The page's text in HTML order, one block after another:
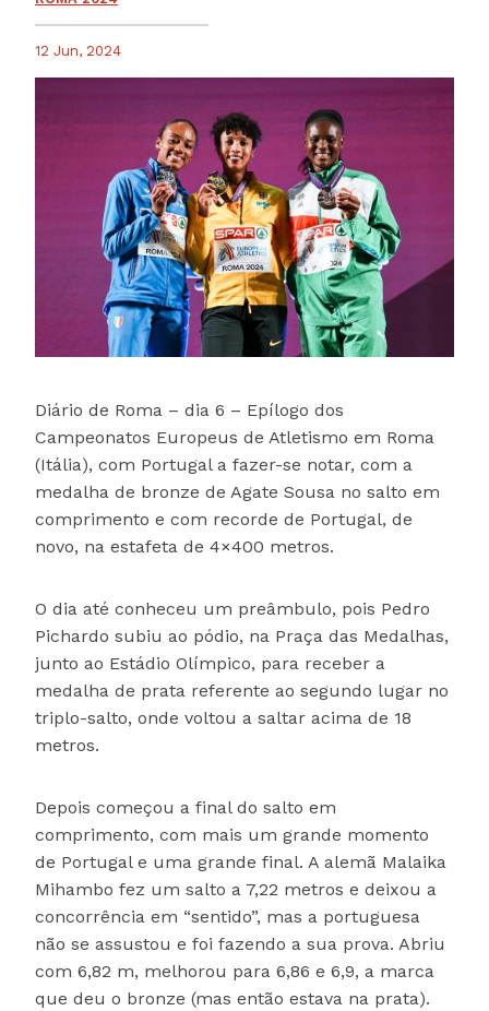
12 Jun, 2024
Diário de Roma – dia 6 – Epílogo dos
Campeonatos Europeus de Atletismo em Roma
(Itália), com Portugal a fazer-se notar, com a
medalha de bronze de Agate Sousa no salto em
comprimento e com recorde de Portugal, de
novo, na estafeta de 4×400 metros.
O dia até conheceu um preâmbulo, pois Pedro
Pichardo subiu ao pódio, na Praça das Medalhas,
junto ao Estádio Olímpico, para receber a
medalha de prata referente ao segundo lugar no
triplo-salto, onde voltou a saltar acima de 18
metros.
Depois começou a final do salto em
comprimento, com mais um grande momento
de Portugal e uma grande final. A alemã Malaika
Mihambo fez um salto a 7,22 metros e deixou a
concorrência em “sentido”, mas a portuguesa
não se assustou e foi fazendo a sua prova. Abriu
com 6,82 m, melhorou para 6,86 e 6,9, a marca
que deu o bronze (mas então estava na prata).